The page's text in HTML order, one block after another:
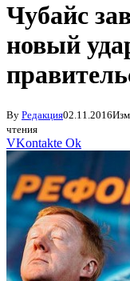
Чубайс
новый
By Редакция02.11.2016
чтения
VKontakte Ok